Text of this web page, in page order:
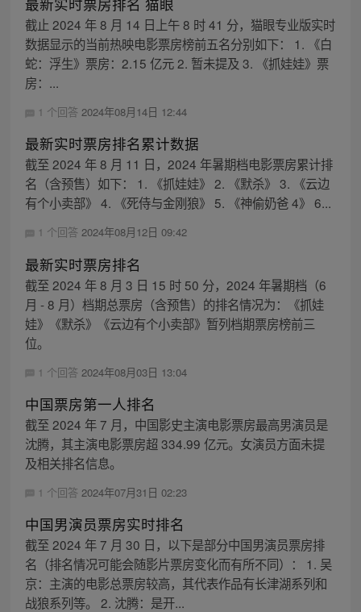
截止 2024 年 8 月 14 日上午 8 时 41 分，猫眼专业版实时
数据显示的当前热映电影票房榜前五名分别如下： 1. 《白
蛇：浮生》票房：2.15 亿元 2. 暂未提及 3. 《抓娃娃》票
房：...
1 个回答 2024年08月14日 12:44
最新实时票房排名累计数据
截至 2024 年 8 月 11 日，2024 年暑期档电影票房累计排
名（含预售）如下： 1. 《抓娃娃》 2. 《默杀》 3. 《云边
有个小卖部》 4. 《死侍与金刚狼》 5. 《神偷奶爸 4》 6...
1 个回答 2024年08月12日 09:42
最新实时票房排名
截至 2024 年 8 月 3 日 15 时 50 分，2024 年暑期档（6
月 - 8 月）档期总票房（含预售）的排名情况为：《抓娃
娃》《默杀》《云边有个小卖部》暂列档期票房榜前三
位。
1 个回答 2024年08月03日 13:04
中国票房第一人排名
截至 2024 年 7 月，中国影史主演电影票房最高男演员是
沈腾，其主演电影票房超 334.99 亿元。女演员方面未提
及相关排名信息。
1 个回答 2024年07月31日 02:23
中国男演员票房实时排名
截至 2024 年 7 月 30 日，以下是部分中国男演员票房排
名（排名情况可能会随影片票房变化而有所不同）： 1. 吴
京：主演的电影总票房较高，其代表作品有长津湖系列和
战狼系列等。 2. 沈腾：是开...